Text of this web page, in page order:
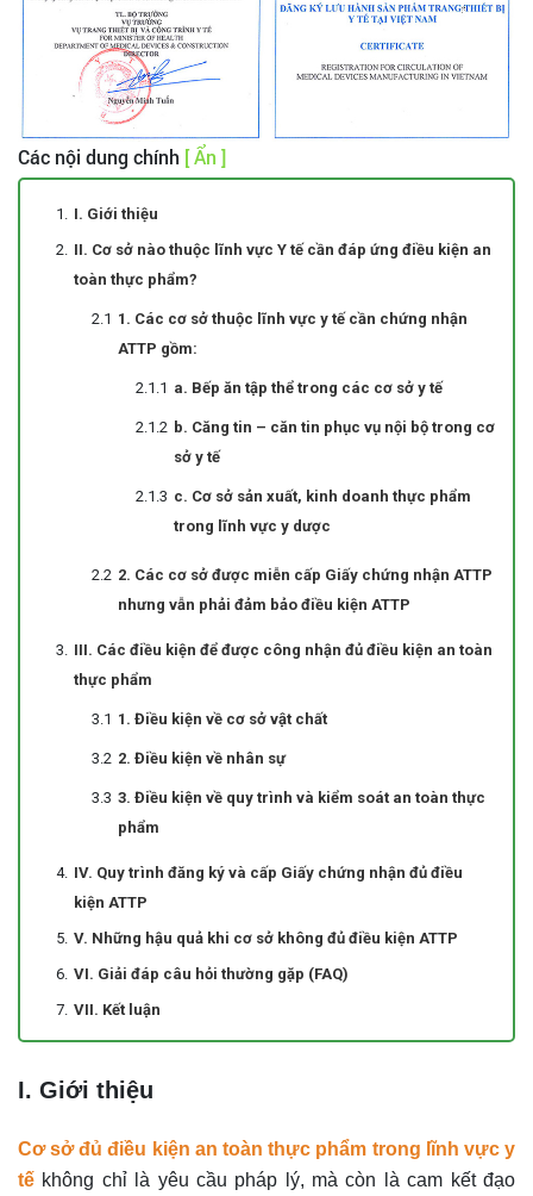
Các nội dung chính [ Ẩn ]
I. Giới thiệu
II. Cơ sở nào thuộc lĩnh vực Y tế cần đáp ứng điều kiện an
toàn thực phẩm?
1. Các cơ sở thuộc lĩnh vực y tế cần chứng nhận
ATTP gồm:
a. Bếp ăn tập thể trong các cơ sở y tế
b. Căng tin – căn tin phục vụ nội bộ trong cơ
sở y tế
c. Cơ sở sản xuất, kinh doanh thực phẩm
trong lĩnh vực y dược
2. Các cơ sở được miễn cấp Giấy chứng nhận ATTP
nhưng vẫn phải đảm bảo điều kiện ATTP
III. Các điều kiện để được công nhận đủ điều kiện an toàn
thực phẩm
1. Điều kiện về cơ sở vật chất
2. Điều kiện về nhân sự
3. Điều kiện về quy trình và kiểm soát an toàn thực
phẩm
IV. Quy trình đăng ký và cấp Giấy chứng nhận đủ điều
kiện ATTP
V. Những hậu quả khi cơ sở không đủ điều kiện ATTP
VI. Giải đáp câu hỏi thường gặp (FAQ)
VII. Kết luận
I. Giới thiệu
Cơ sở đủ điều kiện an toàn thực phẩm trong lĩnh vực y
tế không chỉ là yêu cầu pháp lý, mà còn là cam kết đạo